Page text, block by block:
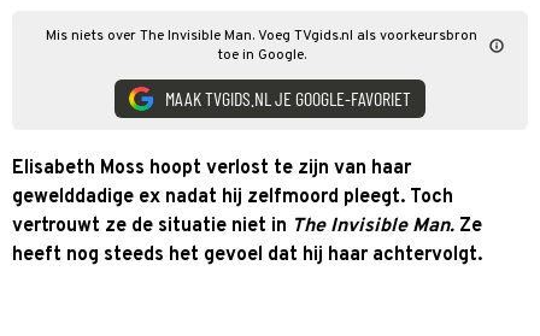
Mis niets over The Invisible Man. Voeg TVgids.nl als voorkeursbron
toe in Google.
MAAK TVGIDS.NL JE GOOGLE-FAVORIET
Elisabeth Moss hoopt verlost te zijn van haar
gewelddadige ex nadat hij zelfmoord pleegt. Toch
vertrouwt ze de situatie niet in The Invisible Man. Ze
heeft nog steeds het gevoel dat hij haar achtervolgt.